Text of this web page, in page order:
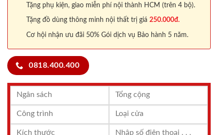
Tặng phụ kiện, giao miễn phí nội thành HCM (trên 4 bộ).
Tặng đồ dùng thông minh nội thất trị giá 250.000đ.
Cơ hội nhận ưu đãi 50% Gói dịch vụ Bảo hành 5 năm.
0818.400.400